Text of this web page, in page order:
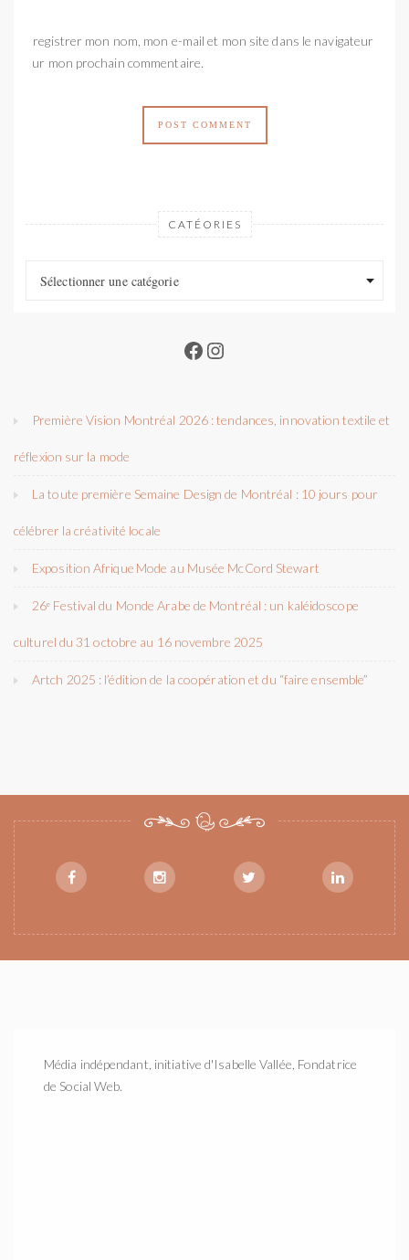
Enregistrer mon nom, mon e-mail et mon site dans le navigateur
pour mon prochain commentaire.
CATÉORIES
Sélectionner une catégorie
Facebook
Instagram
Première Vision Montréal 2026 : tendances, innovation textile et
réflexion sur la mode
La toute première Semaine Design de Montréal : 10 jours pour
célébrer la créativité locale
Exposition Afrique Mode au Musée McCord Stewart
26ᵉ Festival du Monde Arabe de Montréal : un kaléidoscope
culturel du 31 octobre au 16 novembre 2025
Artch 2025 : l’édition de la coopération et du “faire ensemble”
Média indépendant, initiative d'Isabelle Vallée, Fondatrice
de Social Web.